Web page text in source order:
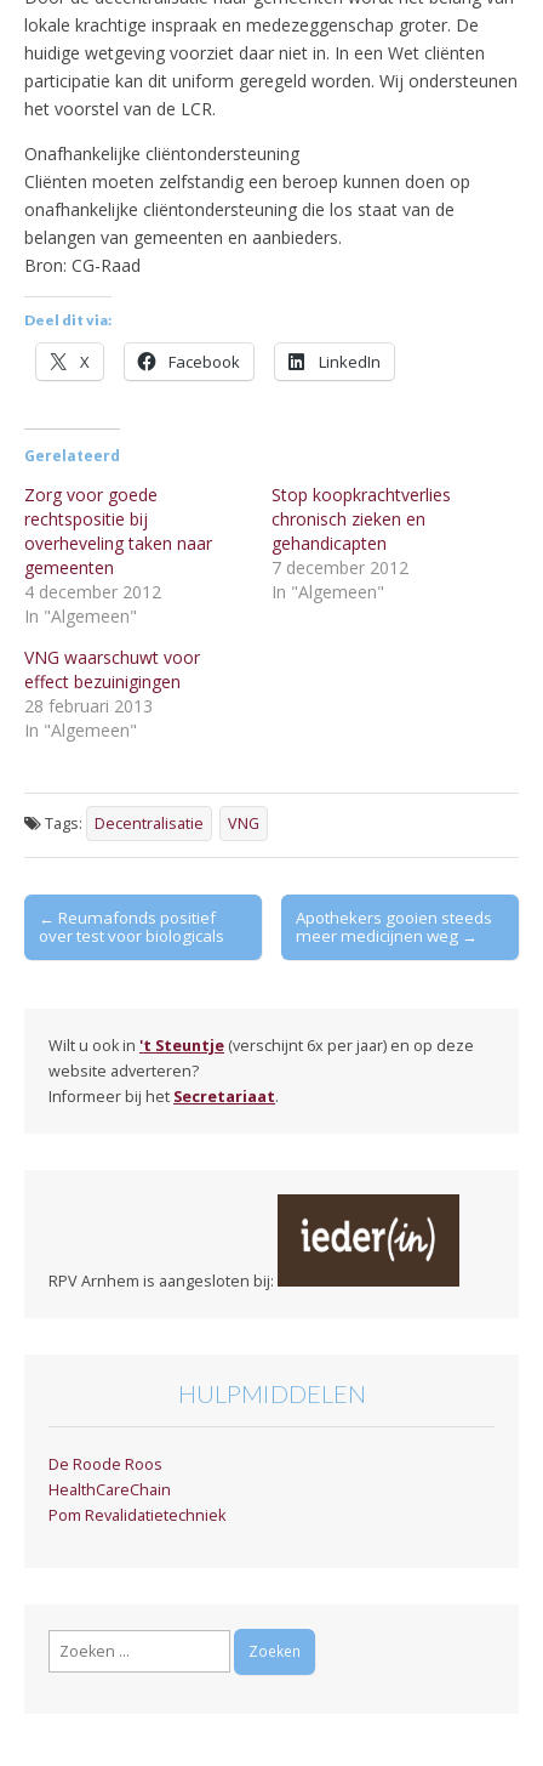
lokale krachtige inspraak en medezeggenschap groter. De
huidige wetgeving voorziet daar niet in. In een Wet cliënten
participatie kan dit uniform geregeld worden. Wij ondersteunen
het voorstel van de LCR.
Onafhankelijke cliëntondersteuning
Cliënten moeten zelfstandig een beroep kunnen doen op
onafhankelijke cliëntondersteuning die los staat van de
belangen van gemeenten en aanbieders.
Bron: CG-Raad
Deel dit via:
X Facebook LinkedIn
Gerelateerd
Zorg voor goede
rechtspositie bij
overheveling taken naar
gemeenten
4 december 2012
In "Algemeen"
Stop koopkrachtverlies
chronisch zieken en
gehandicapten
7 december 2012
In "Algemeen"
VNG waarschuwt voor
effect bezuinigingen
28 februari 2013
In "Algemeen"
Tags: Decentralisatie VNG
Post
navigation
← Reumafonds positief
over test voor biologicals
Apothekers gooien steeds
meer medicijnen weg →
Wilt u ook in 't Steuntje (verschijnt 6x per jaar) en op deze
website adverteren?
Informeer bij het Secretariaat.
RPV Arnhem is aangesloten bij:
HULPMIDDELEN
De Roode Roos
HealthCareChain
Pom Revalidatietechniek
Zoeken